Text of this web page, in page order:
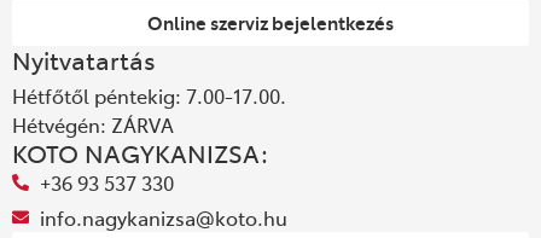
Online szerviz bejelentkezés
Nyitvatartás
Hétfőtől péntekig: 7.00-17.00.
Hétvégén: ZÁRVA
KOTO NAGYKANIZSA:
+36 93 537 330
info.nagykanizsa@koto.hu